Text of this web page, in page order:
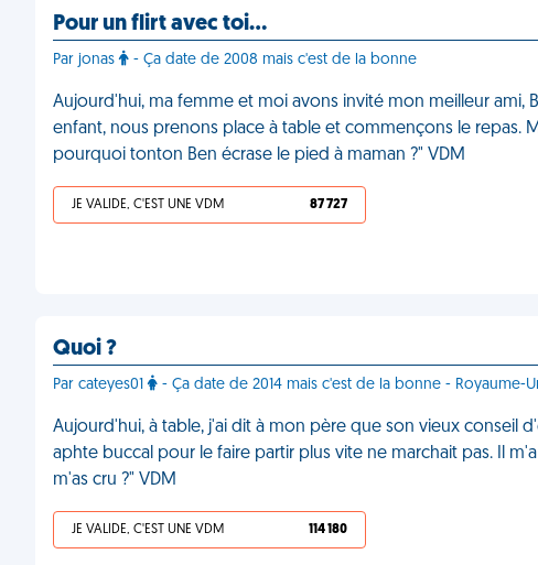
Pour un flirt avec toi…
Par jonas - Ça date de 2008 mais c'est de la bonne
Aujourd'hui, ma femme et moi avons invité mon meilleur ami,
enfant, nous prenons place à table et commençons le repas.
pourquoi tonton Ben écrase le pied à maman ?" VDM
JE VALIDE, C'EST UNE VDM 87 727
Quoi ?
Par cateyes01 - Ça date de 2014 mais c'est de la bonne - Royaume-
Aujourd'hui, à table, j'ai dit à mon père que son vieux conseil
aphte buccal pour le faire partir plus vite ne marchait pas. Il
m'as cru ?" VDM
JE VALIDE, C'EST UNE VDM 114 180